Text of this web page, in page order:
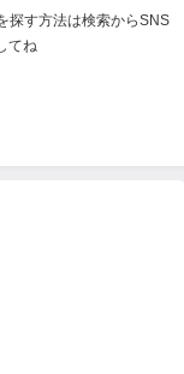
探す方法は検索からSNS
てね